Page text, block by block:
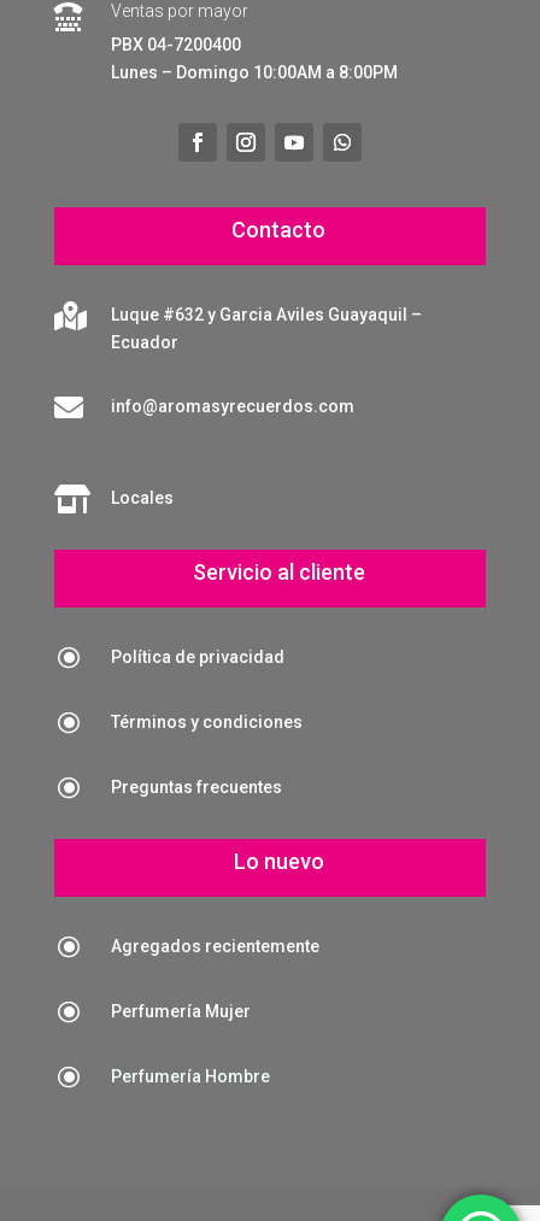

Ventas por mayor
PBX 04-7200400
Lunes – Domingo 10:00AM a 8:00PM
Contacto

Luque #632 y Garcia Aviles Guayaquil –
Ecuador
 info@aromasyrecuerdos.com
 Locales
Servicio al cliente
\ Política de privacidad
\ Términos y condiciones
\ Preguntas frecuentes
Lo nuevo
\ Agregados recientemente
\ Perfumería Mujer
\ Perfumería Hombre